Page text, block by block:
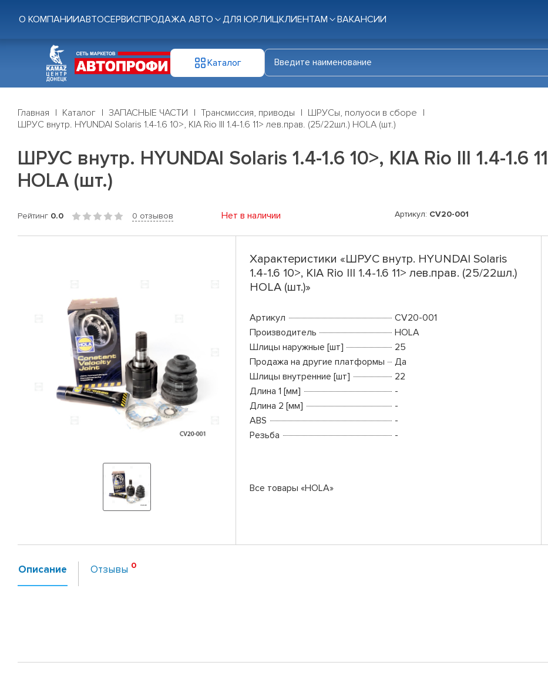
О КОМПАНИИАВТОСЕРВИСПРОДАЖА АВТО ДЛЯ ЮР.ЛИЦКЛИЕНТАМ ВАКАНСИИ
Каталог
Главная Каталог ЗАПАСНЫЕ ЧАСТИ Трансмиссия, приводы
ШРУСы, полуоси в сборе
ШРУС внутр. HYUNDAI Solaris 1.4-1.6 10>, KIA Rio III 1.4-1.6 11> лев.прав. (25/22шл.) HOLA (шт.)
ШРУС внутр. HYUNDAI Solaris 1.4-1.6 10>, KIA Rio III 1.4-1.6
HOLA (шт.)
Рейтинг 0.0 0 отзывов Нет в наличии Артикул: CV20-001
Характеристики «ШРУС внутр. HYUNDAI Solaris
1.4-1.6 10>, KIA Rio III 1.4-1.6 11> лев.прав. (25/22шл.)
HOLA (шт.)»
Артикул
CV20-001
Производитель
HOLA
Шлицы наружные [шт]
25
Продажа на другие платформы
Да
Шлицы внутренние [шт]
22
Длина 1 [мм]
-
Длина 2 [мм]
-
ABS
-
Резьба
-
Все товары «HOLA»
Описание Отзывы